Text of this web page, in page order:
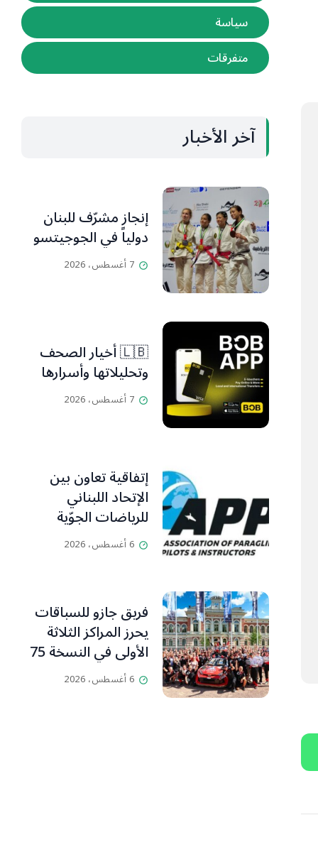
سياسة
متفرقات
آخر الأخبار
إنجاز مشرّف للبنان
دولياً في الجوجيتسو
7 أغسطس، 2026
🇱🇧 أخيار الصحف
وتحليلاتها وأسرارها
7 أغسطس، 2026
إتفاقية تعاون بين
الإتحاد اللبناني
للرياضات الجوّية
وجمعية طيّاري
ومدرّبي الطيران
6 أغسطس، 2026
فريق جازو للسباقات
يحرز المراكز الثلاثة
الأولى في النسخة 75
من رالي فنلندا
6 أغسطس، 2026